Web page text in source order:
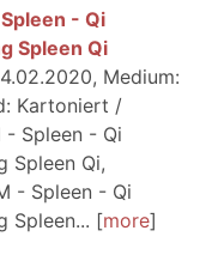
- Qi
Spleen Qi
Medium:
Kartoniert /
- Spleen - Qi
Spleen Qi,
- Spleen - Qi
Spleen...
more